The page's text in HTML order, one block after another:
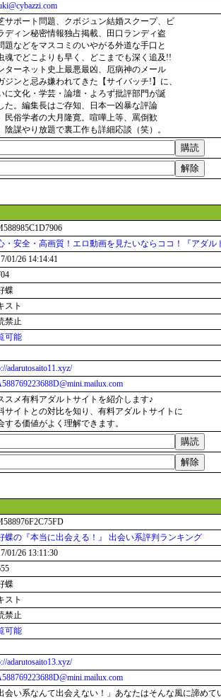
サポート問題、クボジュン結婚スクープ、ビ
ディン秘密情報独占掲載、田口ランディ盗
題などをマスコミのいやがる外道な手口と
魂でどこよりも早く、どこまでも深く追及!!
ターネット史上最悪最凶、厄病神のメール
ジンと忌み嫌われてきた【サイバッチ!】に、
に文化・学芸・論壇・よろず批評部門が誕
た。編集長はご存知、日本一凶暴な評論
民俗学者の大月隆寛。喧嘩上等、罵倒歓
陰謀やり放題で裏工作も詳細応談（笑）。
・安全・高画質！エロ動画を見たいならココ！『アダル
01/26 14:14:41
蝶
スト
禁止
可能
adarutosaito11.xyz/
スメ有料アダルトサイトを紹介します♪
サイトとの対比を知り、有料アダルトサイトに
する価値がよく理解できます。
蝶の『本当に出会える！』 出会い系評判ランキング
01/26 13:11:30
蝶
スト
禁止
可能
adarutosaito13.xyz/
会い系なんて出会えない！」あなたはそんな風に諦めて